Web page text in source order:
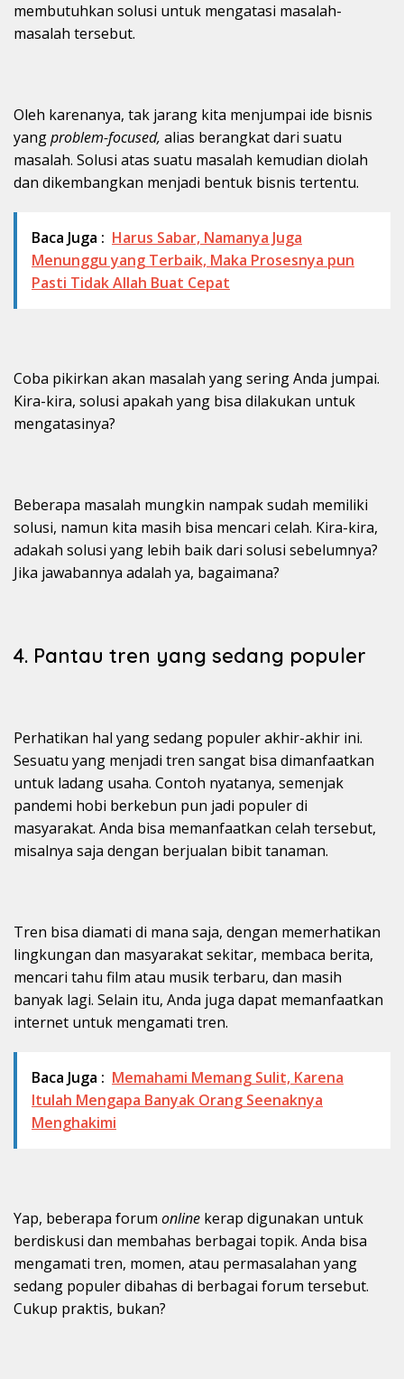
membutuhkan solusi untuk mengatasi masalah-
masalah tersebut.
Oleh karenanya, tak jarang kita menjumpai ide bisnis
yangproblem-focused, alias berangkat dari suatu
masalah. Solusi atas suatu masalah kemudian diolah
dan dikembangkan menjadi bentuk bisnis tertentu.
Baca Juga : Harus Sabar, Namanya Juga
Menunggu yang Terbaik, Maka Prosesnya pun
Pasti Tidak Allah Buat Cepat
Coba pikirkan akan masalah yang sering Anda jumpai.
Kira-kira, solusi apakah yang bisa dilakukan untuk
mengatasinya?
Beberapa masalah mungkin nampak sudah memiliki
solusi, namun kita masih bisa mencari celah. Kira-kira,
adakah solusi yang lebih baik dari solusi sebelumnya?
Jika jawabannya adalah ya, bagaimana?
4. Pantau tren yang sedang populer
Perhatikan hal yang sedang populer akhir-akhir ini.
Sesuatu yang menjadi tren sangat bisa dimanfaatkan
untuk ladang usaha. Contoh nyatanya, semenjak
pandemi hobi berkebun pun jadi populer di
masyarakat. Anda bisa memanfaatkan celah tersebut,
misalnya saja dengan berjualan bibit tanaman.
Tren bisa diamati di mana saja, dengan memerhatikan
lingkungan dan masyarakat sekitar, membaca berita,
mencari tahu film atau musik terbaru, dan masih
banyak lagi. Selain itu, Anda juga dapat memanfaatkan
internet untuk mengamati tren.
Baca Juga : Memahami Memang Sulit, Karena
Itulah Mengapa Banyak Orang Seenaknya
Menghakimi
Yap, beberapa forum online kerap digunakan untuk
berdiskusi dan membahas berbagai topik. Anda bisa
mengamati tren, momen, atau permasalahan yang
sedang populer dibahas di berbagai forum tersebut.
Cukup praktis, bukan?